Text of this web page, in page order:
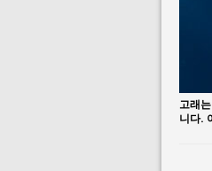
고래
니다.